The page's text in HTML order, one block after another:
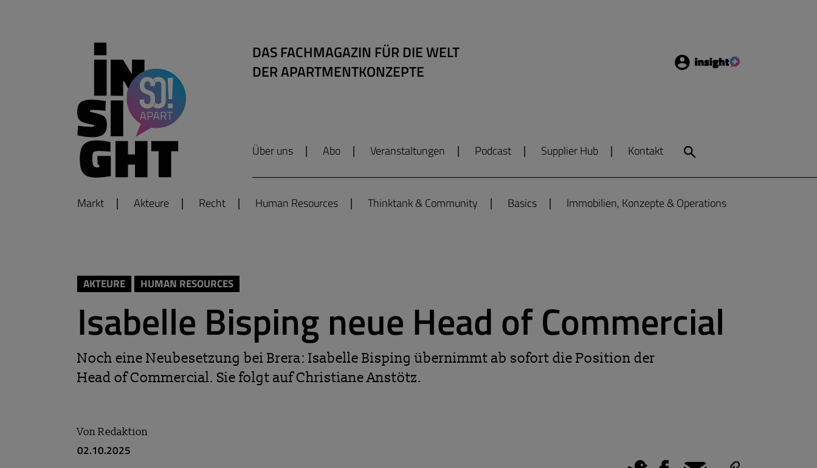
DAS FACHMAGAZIN FÜR DIE WELT
DER APARTMENTKONZEPTE
Über uns Abo Veranstaltungen Podcast Supplier Hub Kontakt
Markt Akteure Recht Human Resources Thinktank & Community Basics Immobilien, Konzepte & Operations
AKTEURE HUMAN RESOURCES
Isabelle Bisping neue Head of Commercial
Noch eine Neubesetzung bei Brera: Isabelle Bisping übernimmt ab sofort die Position der
Head of Commercial. Sie folgt auf Christiane Anstötz.
VonRedaktion
02.10.2025
Tweet Facebook
E-Mail